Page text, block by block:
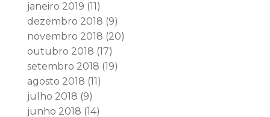
janeiro 2019 (11)
dezembro 2018 (9)
novembro 2018 (20)
outubro 2018 (17)
setembro 2018 (19)
agosto 2018 (11)
julho 2018 (9)
junho 2018 (14)